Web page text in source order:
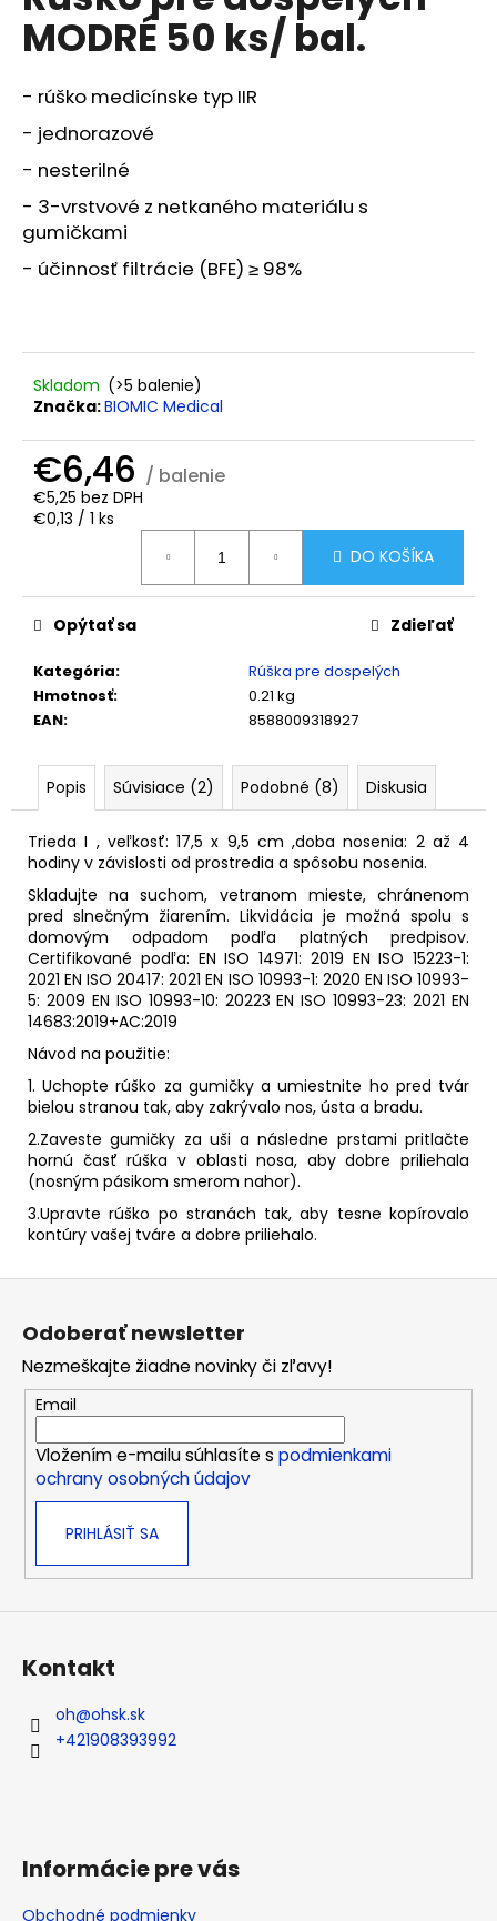
0,0
hviezdičiek.
MODRÉ 50 ks/ bal.
- rúško medicínske typ IIR
- jednorazové
- nesterilné
- 3-vrstvové z netkaného materiálu s
gumičkami
- účinnosť filtrácie (BFE) ≥ 98%
Skladom (>5 balenie)
Značka:BIOMIC Medical
€6,46 / balenie
€5,25 bez DPH
Jednotková
€0,13 / 1 ks
DO KOŠÍKA
Kategória:
Rúška pre dospelých
Hmotnosť:
0.21 kg
EAN: 8588009318927
Opýtať sa Zdieľať
Popis Súvisiace (2) Podobné (8) Diskusia
Trieda I , veľkosť: 17,5 x 9,5 cm ,doba nosenia: 2 až 4
hodiny v závislosti od prostredia a spôsobu nosenia.
Skladujte na suchom, vetranom mieste, chránenom
pred slnečným žiarením. Likvidácia je možná spolu s
domovým odpadom podľa platných predpisov.
Certifikované podľa: EN ISO 14971: 2019 EN ISO 15223-1:
2021 EN ISO 20417: 2021 EN ISO 10993-1: 2020 EN ISO 10993-
5: 2009 EN ISO 10993-10: 20223 EN ISO 10993-23: 2021 EN
14683:2019+AC:2019
Návod na použitie:
1. Uchopte rúško za gumičky a umiestnite ho pred tvár
bielou stranou tak, aby zakrývalo nos, ústa a bradu.
2.Zaveste gumičky za uši a následne prstami pritlačte
hornú časť rúška v oblasti nosa, aby dobre priliehala
(nosným pásikom smerom nahor).
3.Upravte rúško po stranách tak, aby tesne kopírovalo
kontúry vašej tváre a dobre priliehalo.
á
j
s
?
HĽADAŤ
O
d
p
ú
č
a
RESPIRÁTOR
FFP2
NR
PRE
10KS/BAL.
€3,11
Z
Odoberať newsletter
Nezmeškajte žiadne novinky či zľavy!
Email
Vložením e-mailu súhlasíte s podmienkami
ochrany osobných údajov
PRIHLÁSIŤ SA
Kontakt
oh@ohsk.sk
+421908393992
Informácie pre vás
Obchodné podmienky